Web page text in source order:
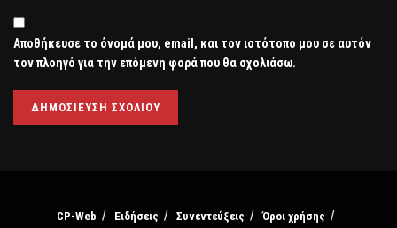
Αποθήκευσε το όνομά μου, email, και τον ιστότοπο μου σε αυτόν
τον πλοηγό για την επόμενη φορά που θα σχολιάσω.
CP-Web Ειδήσεις Συνεντεύξεις
Όροι χρήσης